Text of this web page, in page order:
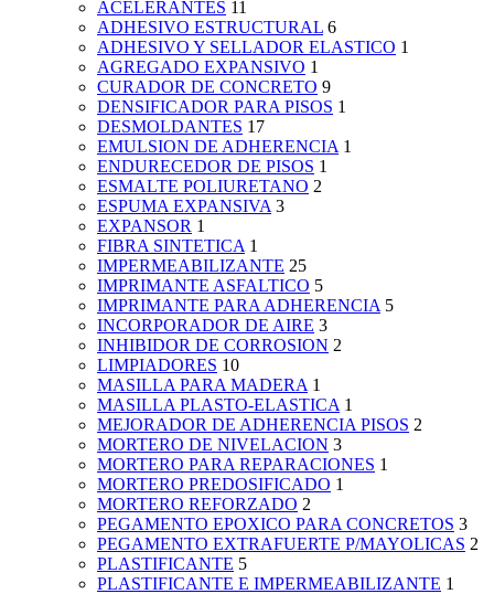
ACELERANTES 11
ADHESIVO ESTRUCTURAL 6
ADHESIVO Y SELLADOR ELASTICO 1
AGREGADO EXPANSIVO 1
CURADOR DE CONCRETO 9
DENSIFICADOR PARA PISOS 1
DESMOLDANTES 17
EMULSION DE ADHERENCIA 1
ENDURECEDOR DE PISOS 1
ESMALTE POLIURETANO 2
ESPUMA EXPANSIVA 3
EXPANSOR 1
FIBRA SINTETICA 1
IMPERMEABILIZANTE 25
IMPRIMANTE ASFALTICO 5
IMPRIMANTE PARA ADHERENCIA 5
INCORPORADOR DE AIRE 3
INHIBIDOR DE CORROSION 2
LIMPIADORES 10
MASILLA PARA MADERA 1
MASILLA PLASTO-ELASTICA 1
MEJORADOR DE ADHERENCIA PISOS 2
MORTERO DE NIVELACION 3
MORTERO PARA REPARACIONES 1
MORTERO PREDOSIFICADO 1
MORTERO REFORZADO 2
PEGAMENTO EPOXICO PARA CONCRETOS 3
PEGAMENTO EXTRAFUERTE P/MAYOLICAS 2
PLASTIFICANTE 5
PLASTIFICANTE E IMPERMEABILIZANTE 1